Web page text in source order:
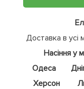
Доставка в усі
Насіння у
Одеса
Херсон